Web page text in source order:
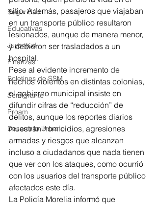
Seguridad
Educativas
Juventud
Finanzas
Boletines de SSM
Semigrante
Proam
Desarrollo Urbano
sitio. Además, pasajeros que viajaban
en un transporte público resultaron
lesionados, aunque de manera menor,
y debieron ser trasladados a un
hospital.
Pese al evidente incremento de
hechos violentos en distintas colonias,
el gobierno municipal insiste en
difundir cifras de “reducción” de
delitos, aunque los reportes diarios
muestran homicidios, agresiones
armadas y riesgos que alcanzan
incluso a ciudadanos que nada tienen
que ver con los ataques, como ocurrió
con los usuarios del transporte público
afectados este día.
La Policía Morelia informó que